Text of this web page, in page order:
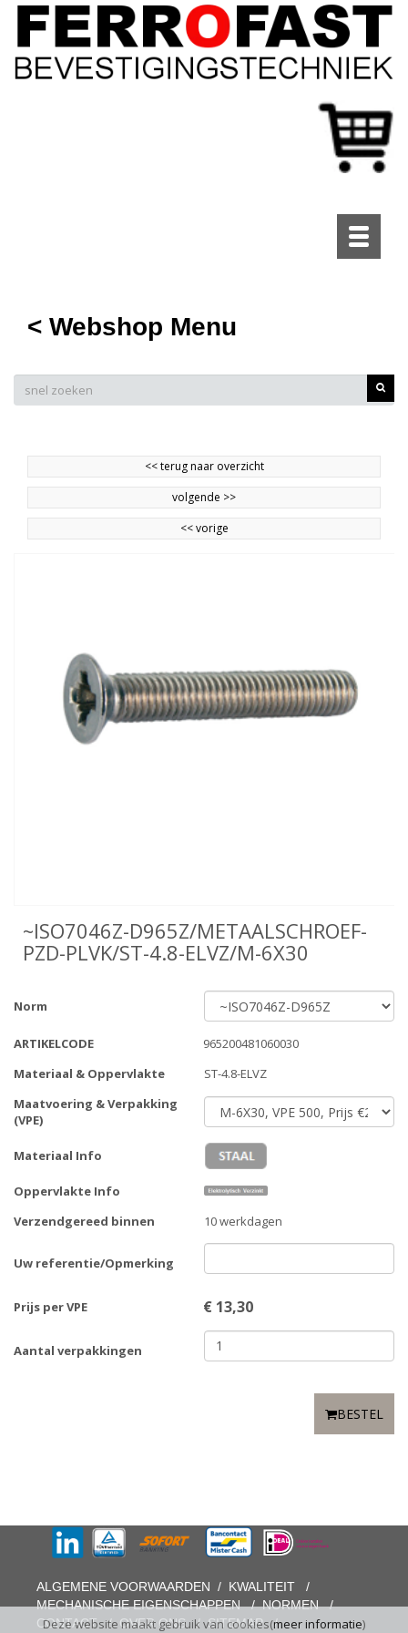
Toggle
< Webshop Menu
<<terug naar overzicht
volgende >>
<<vorige
~ISO7046Z-D965Z/METAALSCHROEF-
PZD-PLVK/ST-4.8-ELVZ/M-6X30
Norm
ARTIKELCODE
965200481060030
Materiaal & Oppervlakte
ST-4.8-ELVZ
Maatvoering & Verpakking
(VPE)
Materiaal Info
Oppervlakte Info
Verzendgereed binnen
10 werkdagen
Uw referentie/Opmerking
Prijs per VPE € 13,30
Aantal verpakkingen
BESTEL
Deze website maakt gebruik van cookies(meer informatie)
ALGEMENE VOORWAARDEN / KWALITEIT
/
MECHANISCHE EIGENSCHAPPEN/NORMEN/
CONTACT/OVER ONS/SITEMAP/